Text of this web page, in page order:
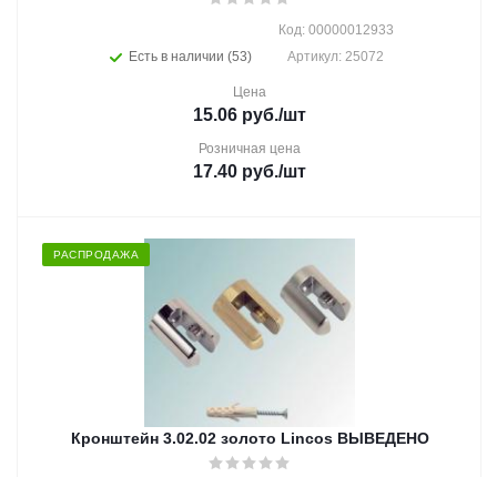
Есть в наличии (53)
Код: 00000012933
Артикул: 25072
Цена
15.06 руб./шт
Розничная цена
17.40 руб./шт
РАСПРОДАЖА
Кронштейн 3.02.02 золото Lincos ВЫВЕДЕНО